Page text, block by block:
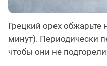
Грецкий орех обжарьте
минут). Периодически
чтобы они не